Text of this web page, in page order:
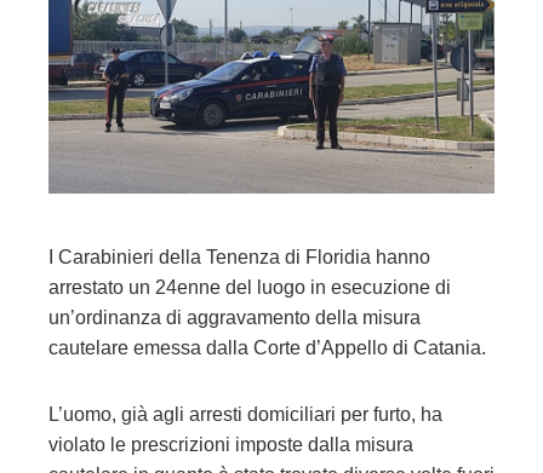
I Carabinieri della Tenenza di Floridia hanno
arrestato un 24enne del luogo in esecuzione di
un’ordinanza di aggravamento della misura
cautelare emessa dalla Corte d’Appello di Catania.
L’uomo, già agli arresti domiciliari per furto, ha
violato le prescrizioni imposte dalla misura